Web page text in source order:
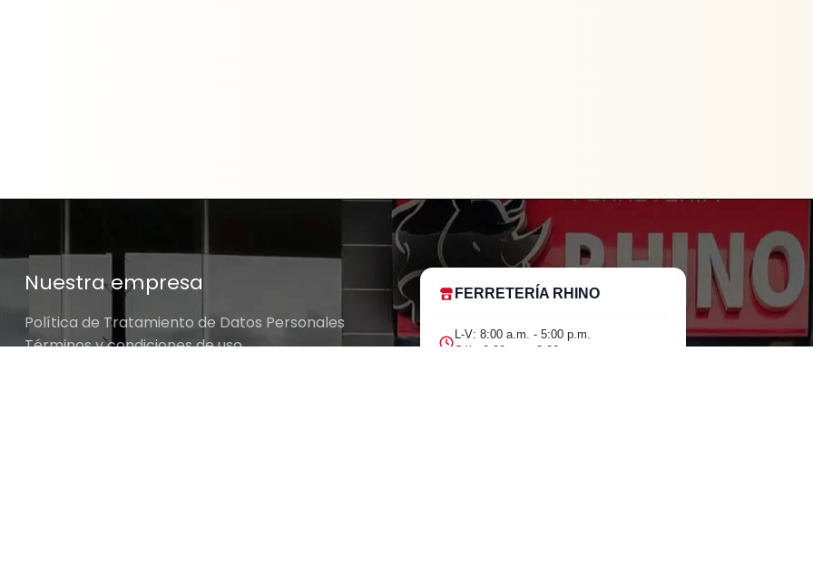
Nuestra empresa
Política de Tratamiento de Datos Personales
Términos y condiciones de uso
FERRETERÍA RHINO
L-V: 8:00 a.m. - 5:00 p.m.
Sáb: 9:00 am - 2:00 pm